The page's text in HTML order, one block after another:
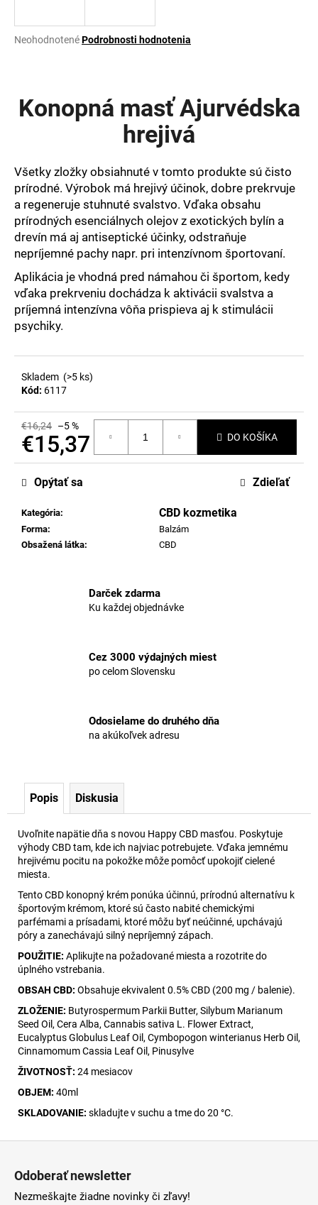
Priemerné
NeohodnotenéPodrobnosti hodnotenia
Konopná masť Ajurvédska
hrejivá
Všetky zložky obsiahnuté v tomto produkte sú čisto
prírodné. Výrobok má hrejivý účinok, dobre prekrvuje
a regeneruje stuhnuté svalstvo. Vďaka obsahu
prírodných esenciálnych olejov z exotických bylín a
drevín má aj antiseptické účinky, odstraňuje
nepríjemné pachy napr. pri intenzívnom športovaní.
Aplikácia je vhodná pred námahou či športom, kedy
vďaka prekrveniu dochádza k aktivácii svalstva a
príjemná intenzívna vôňa prispieva aj k stimulácii
psychiky.
Skladem (>5 ks)
Kód: 6117
€16,24 –5 %
€15,37
Jednotková
DO KOŠÍKA
Kategória: CBD kozmetika
Forma:
Balzám
Obsažená látka: CBD
Opýtať sa Zdieľať
Darček zdarma
Ku každej objednávke
Cez 3000 výdajných miest
po celom Slovensku
Odosielame do druhého dňa
na akúkoľvek adresu
Popis Diskusia
Uvoľnite napätie dňa s novou Happy CBD masťou. Poskytuje
výhody CBD tam, kde ich najviac potrebujete. Vďaka jemnému
hrejivému pocitu na pokožke môže pomôcť upokojiť cielené
miesta.
Tento CBD konopný krém ponúka účinnú, prírodnú alternatívu k
športovým krémom, ktoré sú často nabité chemickými
parfémami a prísadami, ktoré môžu byť neúčinné, upchávajú
póry a zanechávajú silný nepríjemný zápach.
POUŽITIE: Aplikujte na požadované miesta a rozotrite do
úplného vstrebania.
OBSAH CBD: Obsahuje ekvivalent 0.5% CBD (200 mg / balenie).
ZLOŽENIE: Butyrospermum Parkii Butter, Silybum Marianum
Seed Oil, Cera Alba, Cannabis sativa L. Flower Extract,
Eucalyptus Globulus Leaf Oil, Cymbopogon winterianus Herb Oil,
Cinnamomum Cassia Leaf Oil, Pinusylve
ŽIVOTNOSŤ: 24 mesiacov
OBJEM: 40ml
SKLADOVANIE: skladujte v suchu a tme do 20 °C.
j
HĽADAŤ
O
d
p
o
r
ú
č
a
m
MARY
JUANA
PREMIUM
ČOKOLÁDA
32%
Odoberať newsletter
Nezmeškajte žiadne novinky či zľavy!